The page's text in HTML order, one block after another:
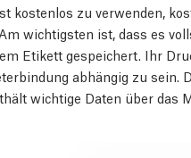
kostenlos zu verwenden,
wichtigsten ist, dass es
Etikett gespeichert. Ihr
abhängig zu sein.
wichtige Daten über das